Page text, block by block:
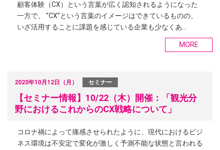
顧客体験（CX）という言葉が広く認知されるようになった
一方で、 ”CX”という言葉のイメージはできているものの、
いざ活用することに課題を感じている企業も少なくあ…
MORE
2020年10月12日（月） セミナー
【セミナー情報】10/22（木）開催：「観光分
野におけるこれからのCX戦略について」
コロナ禍によって痛感させられたように、現代におけるビジ
ネス環境は不安定で変化が激しく予測不能な状態と言われる